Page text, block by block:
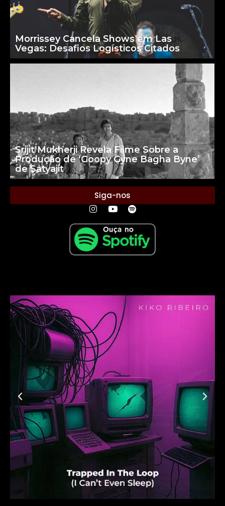
Morrissey Cancela Shows em Las
Vegas: Desafios Logísticos Citados
Srijit Mukherji Revela Filme Sobre a
Produção de ‘Goopy Gyne Bagha Byne’
de Satyajit
Siga-nos